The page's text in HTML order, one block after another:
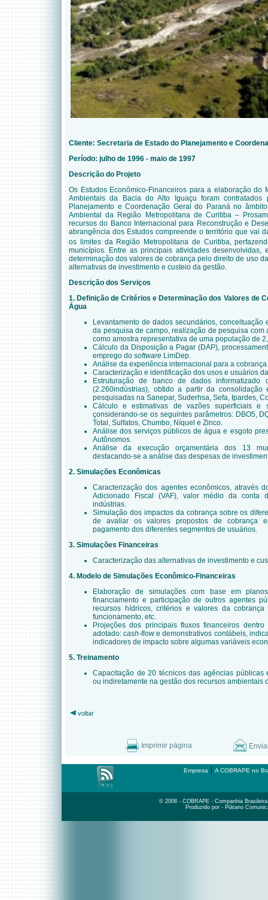
Cliente: Secretaria de Estado do Planejamento e
Período: julho de 1996 - maio de 1997
Descrição do Projeto
Os Estudos Econômico-Financeiros para a elaboração do
Ambientais da Bacia do Alto Iguaçu foram contratados
Planejamento e Coordenação Geral do Paraná no
Ambiental da Região Metropolitana de Curitiba –
recursos do Banco Internacional para Reconstrução e
abrangência dos Estudos compreende o território que vai
os limites da Região Metropolitana de Curitiba,
municípios. Entre as principais atividades desenvolvidas,
determinação dos valores de cobrança pelo direito de uso
alternativas de investimento e custeio da gestão.
Descrição dos Serviços
1. Definição de Critérios e Determinação dos Valores de
Água
Levantamento de dados secundários,
da pesquisa de campo, realização de pesquisa
como amostra representativa de uma população de
Cálculo da Disposição a Pagar (DAP),
emprego do software LimDep.
Análise da experiência internacional para a
Caracterização e identificação dos usos e usuários
Estruturação de banco de dados
(2.260indústrias), obtido a partir da consolidação
pesquisadas na Sanepar, Suderhsa, Sefa, Ipardes,
Cálculo e estimativas de vazões superficiais e
çonsiderando-se os seguintes parâmetros: DBO5,
Total, Sulfatos, Chumbo, Níquel e Zinco.
Análise dos serviços públicos de água e esgoto
Autônomos.
Análise da execução orçamentária dos 13
destacando-se a análise das despesas de
2. Simulações Econômicas
Caracterização dos agentes econômicos, através
Adicionado Fiscal (VAF), valor médio da
indústrias.
Simulação dos impactos da cobrança sobre os
de avaliar os valores propostos de cobrança
pagamento dos diferentes segmentos de usuários.
3. Simulações Financeiras
Caracterização das alternativas de investimento e
4. Modelo de Simulações Econômico-Financeiras
Elaboração de simulações com base em
financiamento e participação de outros agentes
recursos hídricos, critérios e valores da
funcionamento, etc.
Projeções dos principais fluxos financeiros
adotado:cash-flowe demonstrativos contábeis,
indicadores de impacto sobre algumas variáveis
5. Treinamento
Capacitação de 20 técnicos das agências públicas
ou indiretamente na gestão dos recursos ambientais
voltar
Imprimir página
Empresa | A COBRAPE no
© 2008 - COBRAPE - Companhia
Produzido por - Plátano